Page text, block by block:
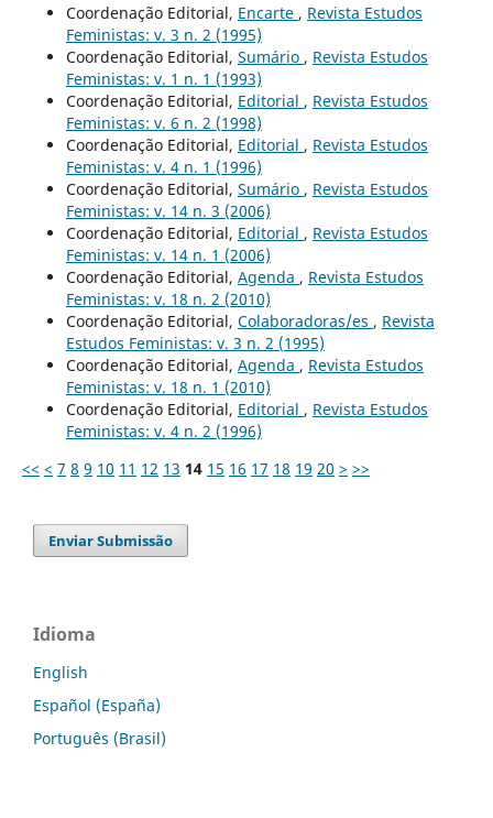
Coordenação Editorial, Encarte , Revista Estudos
Feministas: v. 3 n. 2 (1995)
Coordenação Editorial, Sumário , Revista Estudos
Feministas: v. 1 n. 1 (1993)
Coordenação Editorial, Editorial , Revista Estudos
Feministas: v. 6 n. 2 (1998)
Coordenação Editorial, Editorial , Revista Estudos
Feministas: v. 4 n. 1 (1996)
Coordenação Editorial, Sumário , Revista Estudos
Feministas: v. 14 n. 3 (2006)
Coordenação Editorial, Editorial , Revista Estudos
Feministas: v. 14 n. 1 (2006)
Coordenação Editorial, Agenda , Revista Estudos
Feministas: v. 18 n. 2 (2010)
Coordenação Editorial, Colaboradoras/es , Revista
Estudos Feministas: v. 3 n. 2 (1995)
Coordenação Editorial, Agenda , Revista Estudos
Feministas: v. 18 n. 1 (2010)
Coordenação Editorial, Editorial , Revista Estudos
Feministas: v. 4 n. 2 (1996)
<< < 7 8 9 10 11 12 13 14 15 16 17 18 19 20 > >>
Enviar Submissão
Idioma
English
Español (España)
Português (Brasil)